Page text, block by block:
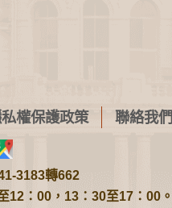
私權保護政策 聯絡我們
3183轉662
12：00，13：30至17：00。